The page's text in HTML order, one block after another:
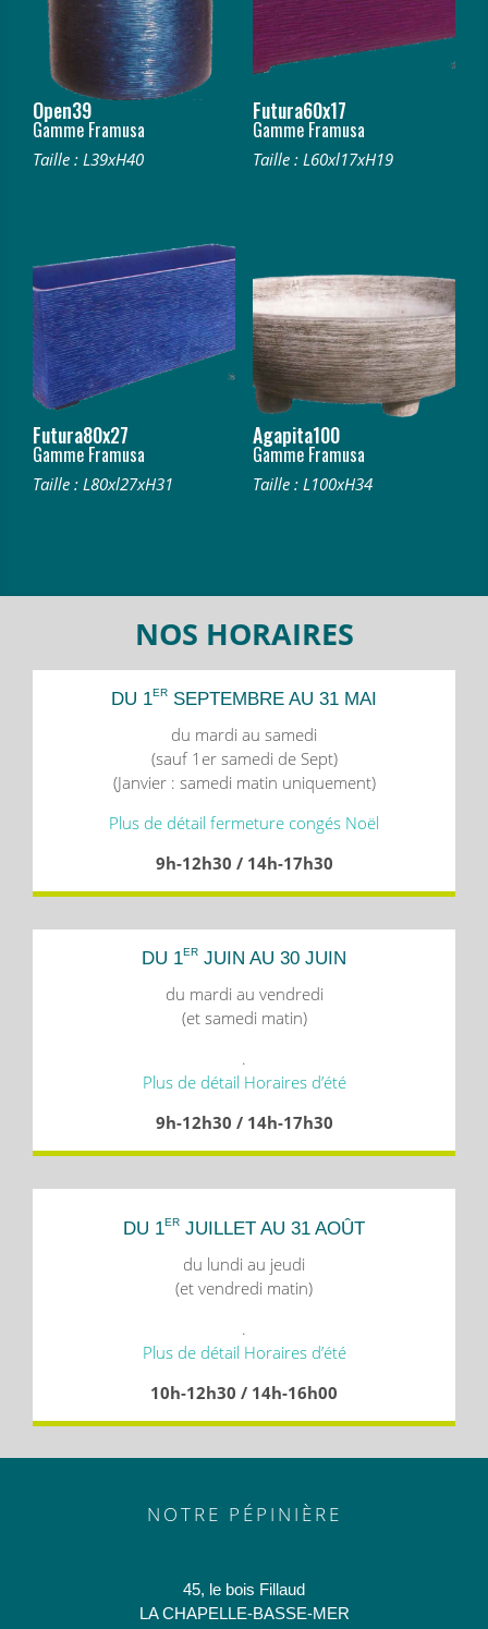
Open39
Gamme Framusa
Taille : L39xH40
Futura60x17
Gamme Framusa
Taille : L60xl17xH19
Futura80x27
Gamme Framusa
Taille : L80xl27xH31
Agapita100
Gamme Framusa
Taille : L100xH34
NOS HORAIRES
DU 1ER SEPTEMBRE AU 31 MAI
du mardi au samedi
(sauf 1er samedi de Sept)
(Janvier : samedi matin uniquement)
Plus de détail fermeture congés Noël
9h-12h30 / 14h-17h30
DU 1ER JUIN AU 30 JUIN
du mardi au vendredi
(et samedi matin)
.
Plus de détail Horaires d’été
9h-12h30 / 14h-17h30
DU 1ER JUILLET AU 31 AOÛT
du lundi au jeudi
(et vendredi matin)
.
Plus de détail Horaires d’été
10h-12h30 / 14h-16h00
NOTRE PÉPINIÈRE
45, le bois Fillaud
LA CHAPELLE-BASSE-MER